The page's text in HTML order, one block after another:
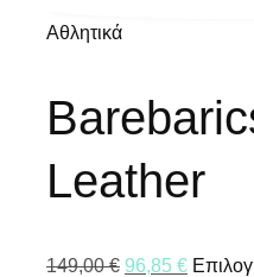
Αθλητικά
Leather
149,00€ 96,85 €